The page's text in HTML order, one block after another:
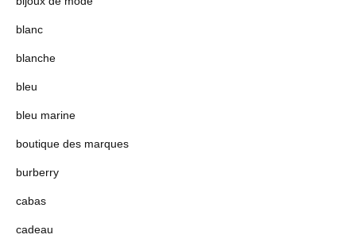
blanc
blanche
bleu
bleu marine
boutique des marques
burberry
cabas
cadeau